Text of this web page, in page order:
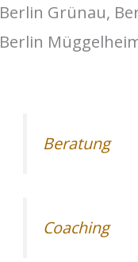
Berlin Grünau,
Berlin
Beratung
Coaching